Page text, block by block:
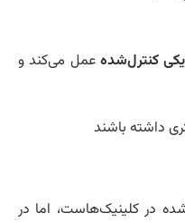
عمل می‌کند و
باشند
کلینیک‌هاست، اما در